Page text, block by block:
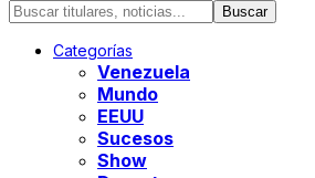
Categorías
Venezuela
Mundo
EEUU
Sucesos
Show